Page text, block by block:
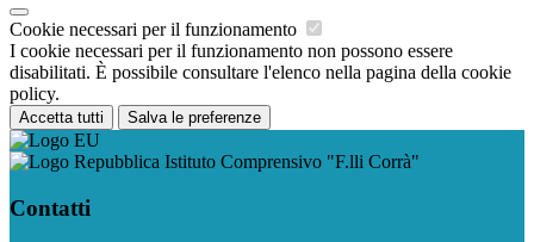
Cookie necessari per il funzionamento
I cookie necessari per il funzionamento non possono essere
disabilitati. È possibile consultare l'elenco nella pagina della cookie
policy.
Accetta tutti Salva le preferenze
Istituto Comprensivo "F.lli Corrà"
Contatti